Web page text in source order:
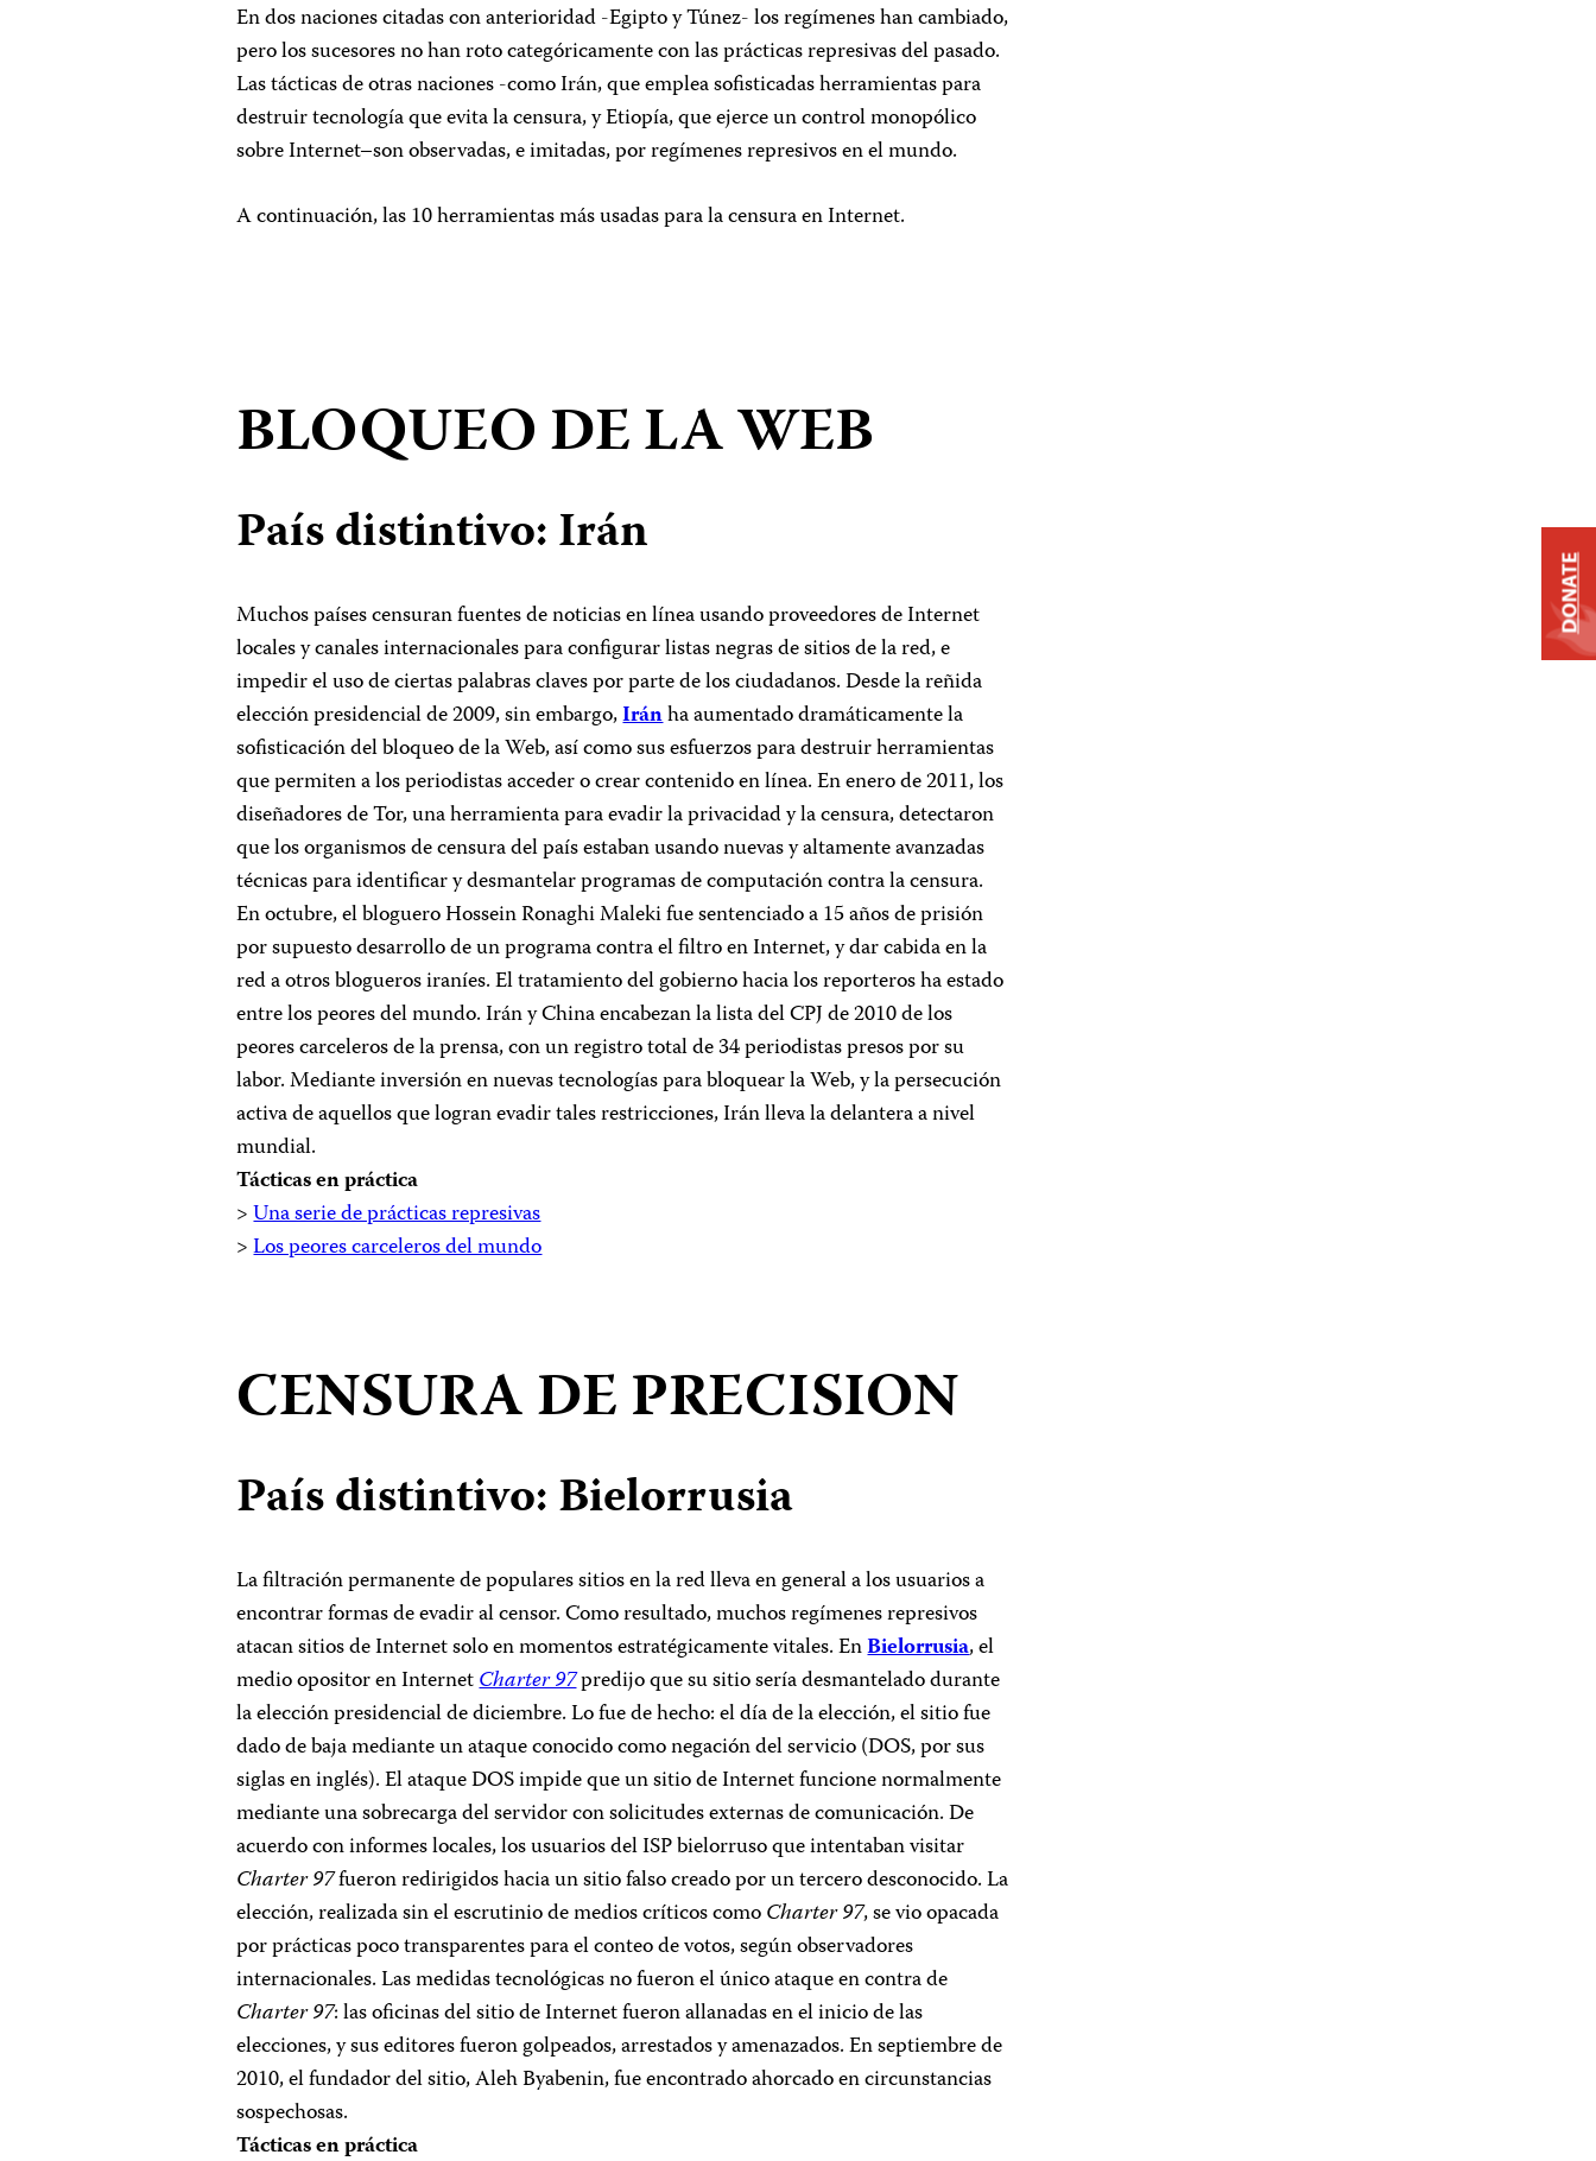
En dos naciones citadas con anterioridad -Egipto y Túnez- los regímenes han cambiado,
pero los sucesores no han roto categóricamente con las prácticas represivas del pasado.
Las tácticas de otras naciones -como Irán, que emplea sofisticadas herramientas para
destruir tecnología que evita la censura, y Etiopía, que ejerce un control monopólico
sobre Internet–son observadas, e imitadas, por regímenes represivos en el mundo.
A continuación, las 10 herramientas más usadas para la censura en Internet.
BLOQUEO DE LA WEB
País distintivo: Irán
Muchos países censuran fuentes de noticias en línea usando proveedores de Internet
locales y canales internacionales para configurar listas negras de sitios de la red, e
impedir el uso de ciertas palabras claves por parte de los ciudadanos. Desde la reñida
elección presidencial de 2009, sin embargo,Iránha aumentado dramáticamente la
sofisticación del bloqueo de la Web, así como sus esfuerzos para destruir herramientas
que permiten a los periodistas acceder o crear contenido en línea. En enero de 2011, los
diseñadores de Tor, una herramienta para evadir la privacidad y la censura, detectaron
que los organismos de censura del país estaban usando nuevas y altamente avanzadas
técnicas para identificar y desmantelar programas de computación contra la censura.
En octubre, el bloguero Hossein Ronaghi Maleki fue sentenciado a 15 años de prisión
por supuesto desarrollo de un programa contra el filtro en Internet, y dar cabida en la
red a otros blogueros iraníes. El tratamiento del gobierno hacia los reporteros ha estado
entre los peores del mundo. Irán y China encabezan la lista del CPJ de 2010 de los
peores carceleros de la prensa, con un registro total de 34 periodistas presos por su
labor. Mediante inversión en nuevas tecnologías para bloquear la Web, y la persecución
activa de aquellos que logran evadir tales restricciones, Irán lleva la delantera a nivel
mundial.
Tácticas en práctica
>Una serie de prácticas represivas
>Los peores carceleros del mundo
CENSURA DE PRECISION
País distintivo: Bielorrusia
La filtración permanente de populares sitios en la red lleva en general a los usuarios a
encontrar formas de evadir al censor. Como resultado, muchos regímenes represivos
atacan sitios de Internet solo en momentos estratégicamente vitales. EnBielorrusia, el
medio opositor en InternetCharter 97predijo que su sitio sería desmantelado durante
la elección presidencial de diciembre. Lo fue de hecho: el día de la elección, el sitio fue
dado de baja mediante un ataque conocido como negación del servicio (DOS, por sus
siglas en inglés). El ataque DOS impide que un sitio de Internet funcione normalmente
mediante una sobrecarga del servidor con solicitudes externas de comunicación. De
acuerdo con informes locales, los usuarios del ISP bielorruso que intentaban visitar
Charter 97fueron redirigidos hacia un sitio falso creado por un tercero desconocido. La
elección, realizada sin el escrutinio de medios críticos comoCharter 97, se vio opacada
por prácticas poco transparentes para el conteo de votos, según observadores
internacionales. Las medidas tecnológicas no fueron el único ataque en contra de
Charter 97: las oficinas del sitio de Internet fueron allanadas en el inicio de las
elecciones, y sus editores fueron golpeados, arrestados y amenazados. En septiembre de
2010, el fundador del sitio, Aleh Byabenin, fue encontrado ahorcado en circunstancias
sospechosas.
Tácticas en práctica
DONATE